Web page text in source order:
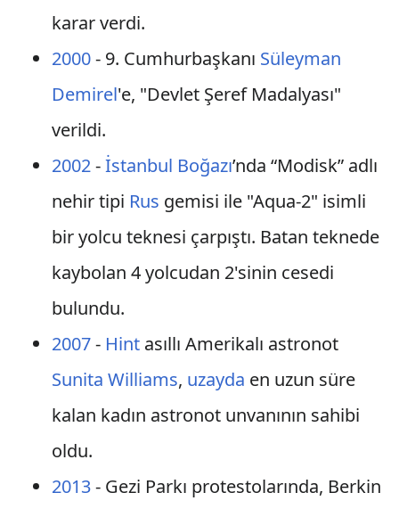
karar verdi.
2000- 9. Cumhurbaşkanı Süleyman
Demirel'e, "Devlet Şeref Madalyası"
verildi.
2002-İstanbul Boğazı’nda “Modisk” adlı
nehir tipi Rus gemisi ile "Aqua-2" isimli
bir yolcu teknesi çarpıştı. Batan teknede
kaybolan 4 yolcudan 2'sinin cesedi
bulundu.
2007- Hintasıllı Amerikalı astronot
Sunita Williams, uzayda en uzun süre
kalan kadın astronot unvanının sahibi
oldu.
2013- Gezi Parkı protestolarında, Berkin